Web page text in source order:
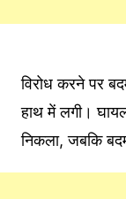
विरोध करने पर
हाथ में लगी।
निकला, जबकि